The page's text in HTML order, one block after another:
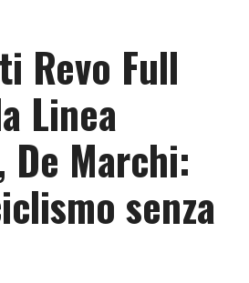
Revo Full
Linea
Marchi:
senza